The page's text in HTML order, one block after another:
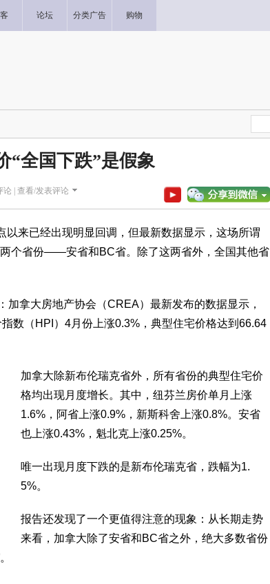
论坛 分类广告 购物
“全国下跌”是假象
| 查看/发表评论
来已经出现明显回调，但最新数据显示，这场所谓
两个省份——安省和BC省。除了这两省外，全国其他省
拿大房地产协会（CREA）最新发布的数据显示，
数（HPI）4月份上涨0.3%，典型住宅价格达到66.64
加拿大除新布伦瑞克省外，所有省份的典型住宅价
格均出现月度增长。其中，纽芬兰房价单月上涨
1.6%，阿省上涨0.9%，新斯科舍上涨0.8%。安省
也上涨0.43%，魁北克上涨0.25%。
唯一出现月度下跌的是新布伦瑞克省，跌幅为1.
5%。
报告还发现了一个更值得注意的现象：从长期走势
来看，加拿大除了安省和BC省之外，绝大多数省份